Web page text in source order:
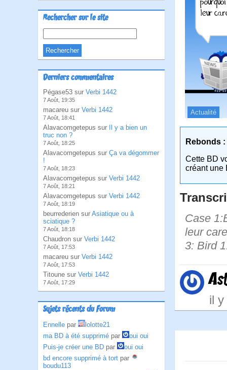
Rechercher sur le site
Derniers commentaires
Pégase53 sur Verbi 1442
7 Août, 19:35
macareu sur Verbi 1442
7 Août, 18:41
Alavacomgetepus sur
Il y a bien un
truc non ?
7 Août, 18:25
Alavacomgetepus sur Ça va dégommer
!
7 Août, 18:23
Alavacomgetepus sur Verbi 1442
7 Août, 18:21
Alavacomgetepus sur Verbi 1442
7 Août, 18:19
beurrederien sur Asiatique ou à
sciatique ?
7 Août, 18:18
Chaudron sur Verbi 1442
7 Août, 17:53
macareu sur Verbi 1442
7 Août, 17:53
Titoune sur Verbi 1442
7 Août, 17:29
Sujets récents du Forum
Ennelle par
lolotte21
ma BD à été supprimé par
oui oui
Puis-je créer une BD par
oui oui
bd encore supprimé à tort par
boudu113
Actualité
Rebonds :
Cette BD
créant une
Case
leur
3: Bird
il